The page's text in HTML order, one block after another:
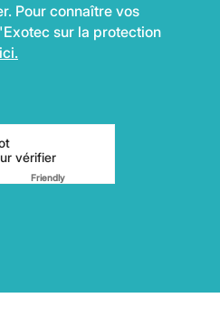
Pour connaître vos
sur la protection
vérifier
FriendlyCaptcha ⇗